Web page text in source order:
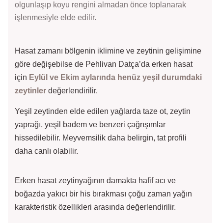
olgunlaşıp koyu rengini almadan önce toplanarak
işlenmesiyle elde edilir.
Hasat zamanı bölgenin iklimine ve zeytinin gelişimine
göre değişebilse de Pehlivan Datça’da erken hasat
için Eylül ve Ekim aylarında henüz yeşil durumdaki
zeytinler değerlendirilir.
Yeşil zeytinden elde edilen yağlarda taze ot, zeytin
yaprağı, yeşil badem ve benzeri çağrışımlar
hissedilebilir. Meyvemsilik daha belirgin, tat profili
daha canlı olabilir.
Erken hasat zeytinyağının damakta hafif acı ve
boğazda yakıcı bir his bırakması çoğu zaman yağın
karakteristik özellikleri arasında değerlendirilir.